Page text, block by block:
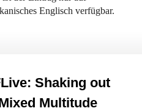
Englisch verfügbar.
Shaking out
Multitude